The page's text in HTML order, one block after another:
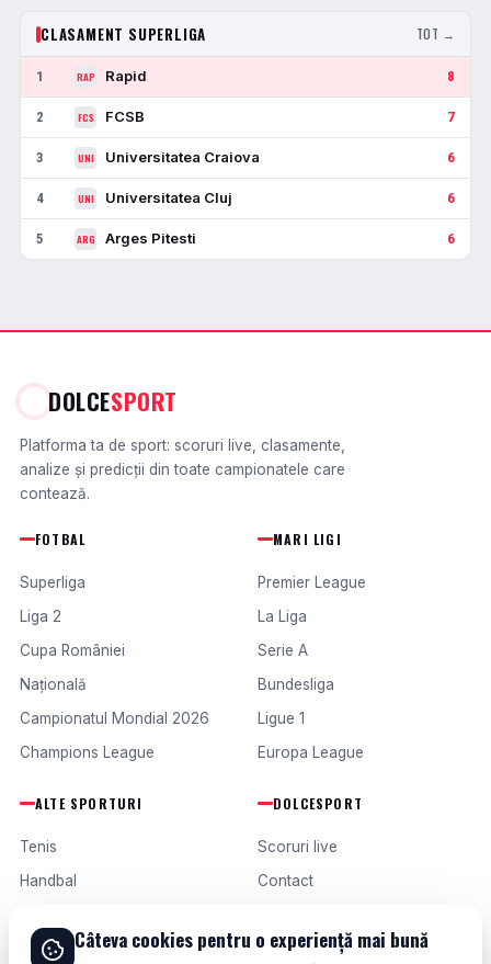
CLASAMENT SUPERLIGA TOT →
1 RAP Rapid 8
2 FCS FCSB 7
3 UNI Universitatea Craiova 6
4 UNI Universitatea Cluj 6
5 ARG Arges Pitesti 6
DOLCESPORT
Platforma ta de sport: scoruri live, clasamente,
analize și predicții din toate campionatele care
contează.
FOTBAL
Superliga
Liga 2
Cupa României
Națională
Campionatul Mondial 2026
Champions League
MARI LIGI
Premier League
La Liga
Serie A
Bundesliga
Ligue 1
Europa League
ALTE SPORTURI
Tenis
Handbal
Formula 1
DOLCESPORT
Scoruri live
Contact
Termeni și condiții
Câteva cookies pentru o experiență mai bună